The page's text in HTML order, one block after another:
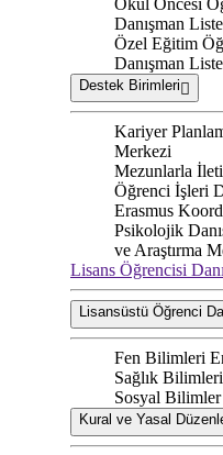
Okul Öncesi
Danışman
Özel Eğitim
Danışman
Destek Birimleri
Kariyer
Merkezi
Mezunlarla
Öğrenci İşleri
Erasmus
Psikolojik
ve Araştırma
Lisans Öğrencisi
Lisansüstü Öğrenci
Fen Bilimleri
Sağlık
Sosyal Bilimler
Kural ve Yasal